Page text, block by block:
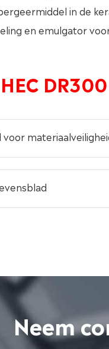
in de
en emulgator
DR300
voor
Neem